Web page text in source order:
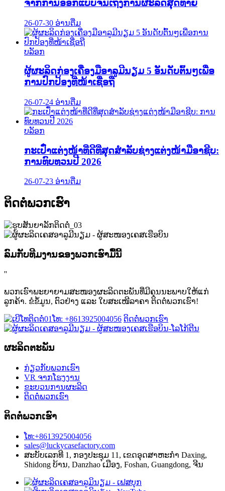
ຈາກການອອກແບບຈົນເຖິງການຜະລິດສຸດທ້າຍ
26-07-30 ອ່ານຕື່ມ
ບລັອກ
ຜູ້ຜະລິດກ່ອງເຄື່ອງມືອາລູມີນຽມ 5 ອັນດັບຕົ້ນໆເພື່ອ
ການປົກປ້ອງທີ່ໜ້າເຊື່ອຖື
26-07-24 ອ່ານຕື່ມ
ບລັອກ
ກະເປົ໋າແຕ່ງໜ້າທີ່ດີທີ່ສຸດສຳລັບຊ່າງແຕ່ງໜ້າມືອາຊີບ:
ການທົບທວນປີ 2026
26-07-23 ອ່ານຕື່ມ
ຕິດຕໍ່ພວກເຮົາ
ລົມກັບທີມງານຂອງພວກເຮົາມື້ນີ້
''
ພວກເຮົາພະຍາຍາມສະໜອງຜະລິດຕະພັນທີ່ມີຄຸນນະພາບໃຫ້ແກ່
ລູກຄ້າ. ຂໍຂໍ້ມູນ, ຕົວຢ່າງ ແລະ ໃບສະເໜີລາຄາ ຕິດຕໍ່ພວກເຮົາ!
ໂທ: +8613925004056 ຕິດຕໍ່ພວກເຮົາ
ຜະລິດຕະພັນ
ກ່ຽວກັບພວກເຮົາ
VR ຈາກໂຮງງານ
ຂະບວນການຜະລິດ
ຕິດຕໍ່ພວກເຮົາ
ຕິດຕໍ່ພວກເຮົາ
ໂທ:+8613925004056
sales@luckycasefactory.com
ສະບັບເລກທີ 1, ກອງປະຊຸມ 11, ເຂດອຸດສາຫະກໍາ Daxing,
Shidong ບ້ານ, Danzhao ເມືອງ, Foshan, Guangdong, ຈີນ